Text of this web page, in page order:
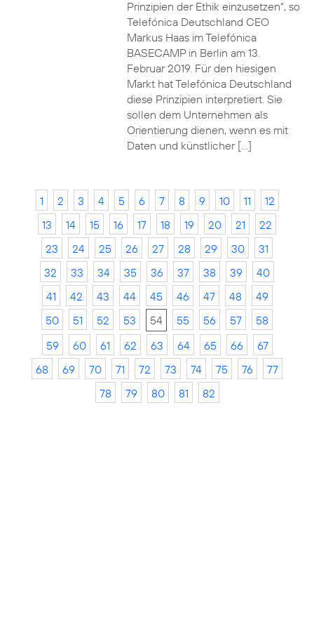
Prinzipien der Ethik einzusetzen“, so
Telefónica Deutschland CEO
Markus Haas im Telefónica
BASECAMP in Berlin am 13.
Februar 2019. Für den hiesigen
Markt hat Telefónica Deutschland
diese Prinzipien interpretiert. Sie
sollen dem Unternehmen als
Orientierung dienen, wenn es mit
Daten und künstlicher […]
1 2 3 4 5 6 7 8 9 10 11
12
13
14 15 16 17 18 19 20 21
22
23
24 25 26 27 28 29 30
31
32
33 34 35 36 37 38 39
40
41
42 43 44 45 46 47 48
49
50
51 52 53 54 55 56 57
58
59
60 61 62 63 64 65 66
67
68
69 70 71 72 73 74 75 76
77
78
79 80 81 82